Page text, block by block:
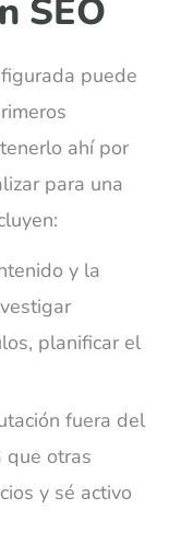
SEO
puede
ahí por
para una
y la
planificar el
fuera del
que otras
y sé activo